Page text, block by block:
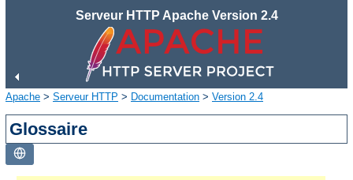
Serveur HTTP Apache Version 2.4
Apache > Serveur HTTP > Documentation > Version 2.4
Glossaire